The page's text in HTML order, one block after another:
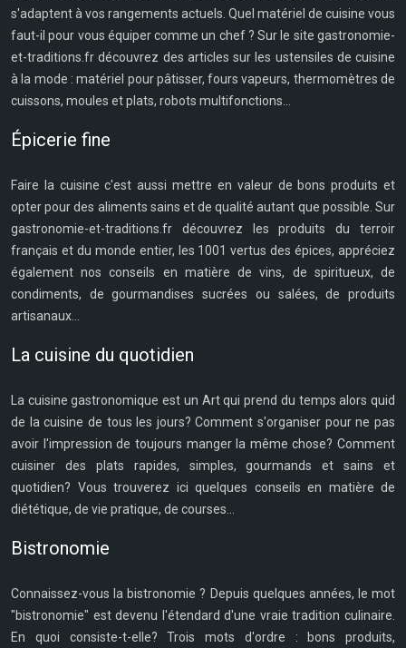
s'adaptent à vos rangements actuels. Quel matériel de cuisine vous
faut-il pour vous équiper comme un chef ? Sur le site gastronomie-
et-traditions.fr découvrez des articles sur les ustensiles de cuisine
à la mode : matériel pour pâtisser, fours vapeurs, thermomètres de
cuissons, moules et plats, robots multifonctions...
Épicerie fine
Faire la cuisine c'est aussi mettre en valeur de bons produits et
opter pour des aliments sains et de qualité autant que possible. Sur
gastronomie-et-traditions.fr découvrez les produits du terroir
français et du monde entier, les 1001 vertus des épices, appréciez
également nos conseils en matière de vins, de spiritueux, de
condiments, de gourmandises sucrées ou salées, de produits
artisanaux...
La cuisine du quotidien
La cuisine gastronomique est un Art qui prend du temps alors quid
de la cuisine de tous les jours? Comment s'organiser pour ne pas
avoir l'impression de toujours manger la même chose? Comment
cuisiner des plats rapides, simples, gourmands et sains et
quotidien? Vous trouverez ici quelques conseils en matière de
diététique, de vie pratique, de courses...
Bistronomie
Connaissez-vous la bistronomie ? Depuis quelques années, le mot
"bistronomie" est devenu l'étendard d'une vraie tradition culinaire.
En quoi consiste-t-elle? Trois mots d'ordre : bons produits,